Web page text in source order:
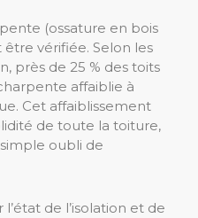
(ossature en bois
vérifiée. Selon les
près de 25 % des toits
affaiblie à
Cet affaiblissement
de toute la toiture,
oubli de
l’état de l’isolation et de